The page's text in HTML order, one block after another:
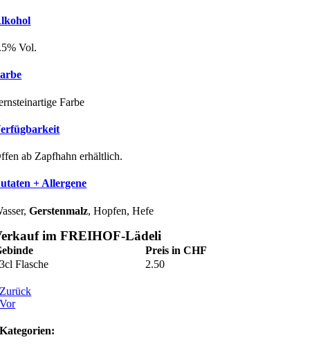
Vol.
Farbe
ab Zapfhahn erhältlich.
+ Allergene
Gerstenmalz, Hopfen, Hefe
im FREIHOF-Lädeli
Preis in CHF
Flasche
2.50
Zurück
Vor
Kategorien: